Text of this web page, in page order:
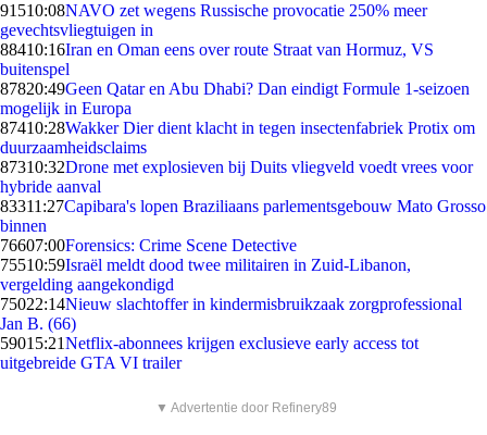
91510:08NAVO zet wegens Russische provocatie 250% meer
gevechtsvliegtuigen in
88410:16Iran en Oman eens over route Straat van Hormuz, VS
buitenspel
87820:49Geen Qatar en Abu Dhabi? Dan eindigt Formule 1-seizoen
mogelijk in Europa
87410:28Wakker Dier dient klacht in tegen insectenfabriek Protix om
duurzaamheidsclaims
87310:32Drone met explosieven bij Duits vliegveld voedt vrees voor
hybride aanval
83311:27Capibara's lopen Braziliaans parlementsgebouw Mato Grosso
binnen
76607:00Forensics: Crime Scene Detective
75510:59Israël meldt dood twee militairen in Zuid-Libanon,
vergelding aangekondigd
75022:14Nieuw slachtoffer in kindermisbruikzaak zorgprofessional
Jan B. (66)
59015:21Netflix-abonnees krijgen exclusieve early access tot
uitgebreide GTA VI trailer
▼ Advertentie door Refinery89